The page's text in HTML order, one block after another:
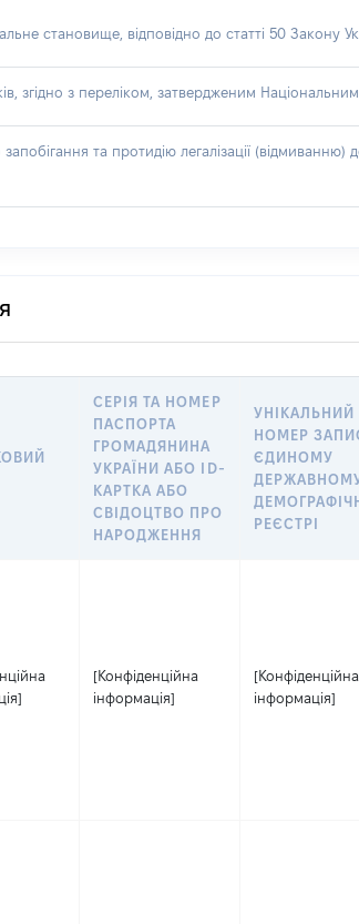
становище, відповідно до статті 50 Закону
з переліком, затвердженим Національним
та протидію легалізації
СЕРІЯ ТА НОМЕР
ПАСПОРТА
ГРОМАДЯНИНА
УКРАЇНИ АБО ID-
КАРТКА АБО
СВІДОЦТВО ПРО
НАРОДЖЕННЯ
УНІКАЛЬНИЙ
НОМЕР
ЄДИНОМУ
РЕЄСТРІ
[Конфіденційна
інформація]
[Конфіденційна
інформація]